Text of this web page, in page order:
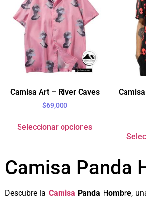
Camisa Art – River Caves
$69,000
Seleccionar opciones
Camisa Panda
Descubre la Camisa Panda Hombre,